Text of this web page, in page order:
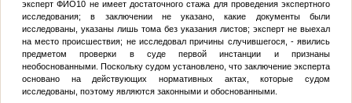
экспертФИО10 не имеет достаточного стажа для проведения экспертного
исследования; в заключении не указано, какие документы были
исследованы, указаны лишь тома без указания листов; эксперт не выехал
на место происшествия; не исследовал причины случившегося, - явились
предметом проверки в суде первой инстанции и признаны
необоснованными. Поскольку судом установлено, что заключение эксперта
основано на действующих нормативных актах, которые судом
исследованы, поэтому являются законными и обоснованными.